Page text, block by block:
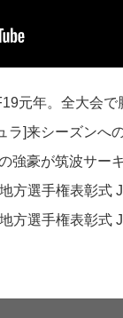
元年。全大会
ラ]来シーズンへ
強豪が筑波サー
方選手権表彰式
方選手権表彰式